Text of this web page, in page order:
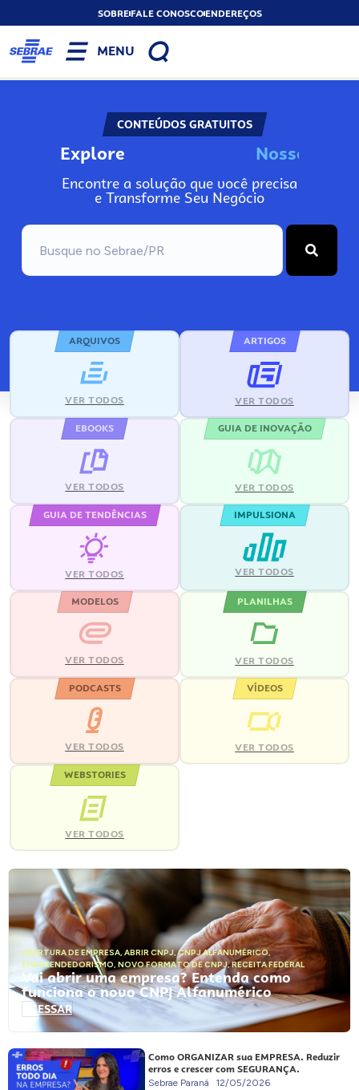
SOBREFALE CONOSCOENDEREÇOS
MENU
CONTEÚDOS GRATUITOS
Explore Nosso
Encontre a solução que você precisa
e Transforme Seu Negócio
ARQUIVOS
VER TODOS
ARTIGOS
VER TODOS
EBOOKS
VER TODOS
GUIA DE INOVAÇÃO
VER TODOS
GUIA DE TENDÊNCIAS
VER TODOS
IMPULSIONA
VER TODOS
MODELOS
VER TODOS
PLANILHAS
VER TODOS
PODCASTS
VER TODOS
VÍDEOS
VER TODOS
WEBSTORIES
VER TODOS
ABERTURA DE EMPRESA, ABRIR CNPJ,CNPJ ALFANUMÉRICO,
EMPREENDEDORISMO, NOVO FORMATO DE CNPJ,RECEITA FEDERAL
Vai abrir uma empresa? Entenda como
funciona o novo CNPJ Alfanumérico
ACESSAR
Como ORGANIZAR sua EMPRESA. Reduzir
erros e crescer com SEGURANÇA.
Sebrae Paraná 12/05/2026